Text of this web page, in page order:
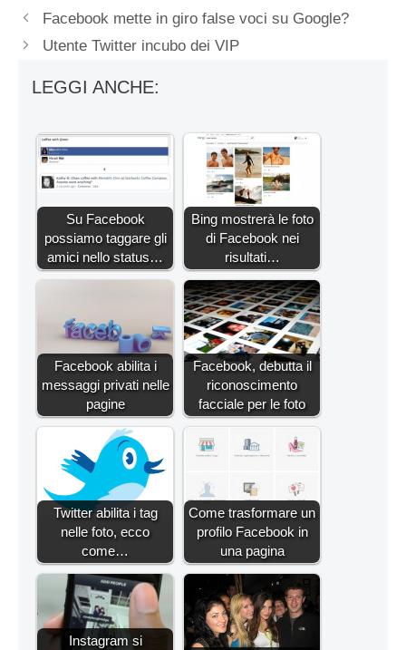
Facebook mette in giro false voci su Google?
Utente Twitter incubo dei VIP
LEGGI ANCHE:
Su Facebook
possiamo taggare gli
amici nello status…
Bing mostrerà le foto
di Facebook nei
risultati…
Facebook abilita i
messaggi privati nelle
pagine
Facebook, debutta il
riconoscimento
facciale per le foto
Twitter abilita i tag
nelle foto, ecco
come…
Come trasformare un
profilo Facebook in
una pagina
Instagram si